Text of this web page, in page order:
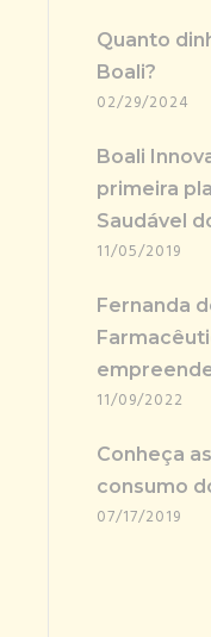
Quanto
Boali?
02/29/2024
Boali
primeira
Saudável
11/05/2019
Fernanda
11/09/2022
Conheça
consumo
07/17/2019